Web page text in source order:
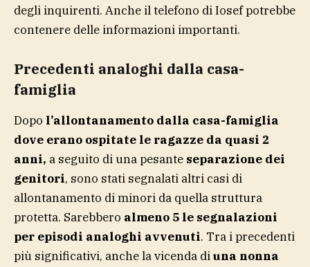
degli inquirenti. Anche il telefono di Iosef potrebbe
contenere delle informazioni importanti.
Precedenti analoghi dalla casa-
famiglia
Dopo l’allontanamento dalla casa-famiglia
dove erano ospitate le ragazze da quasi 2
anni, a seguito di una pesante separazione dei
genitori, sono stati segnalati altri casi di
allontanamento di minori da quella struttura
protetta. Sarebbero almeno 5 le segnalazioni
per episodi analoghi avvenuti. Tra i precedenti
più significativi, anche la vicenda diuna nonna